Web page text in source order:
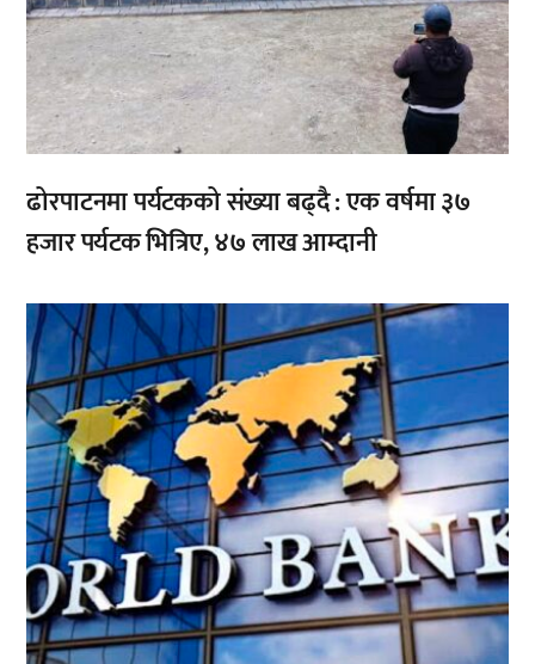
ढोरपाटनमा पर्यटकको संख्या बढ्दै : एक वर्षमा ३७
हजार पर्यटक भित्रिए, ४७ लाख आम्दानी